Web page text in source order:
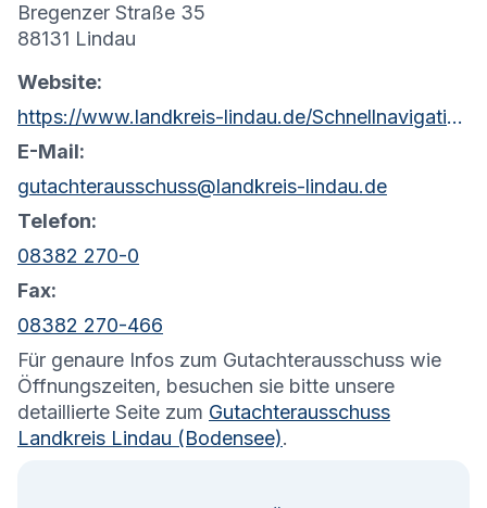
Bregenzer Straße 35
88131 Lindau
Website:
https://www.landkreis-lindau.de/Schnellnavigation/Startseite/Bodenrichtwerte-Auskunft.php?object=tx,2562.2.1&ModID=10&FID=2562.135.1&NavID=2562.1&La=1&ort=
E-Mail:
gutachterausschuss@landkreis-lindau.de
Telefon:
08382 270-0
Fax:
08382 270-466
Für genaure Infos zum Gutachterausschuss wie
Öffnungszeiten, besuchen sie bitte unsere
detaillierte Seite zum Gutachterausschuss
Landkreis Lindau (Bodensee).